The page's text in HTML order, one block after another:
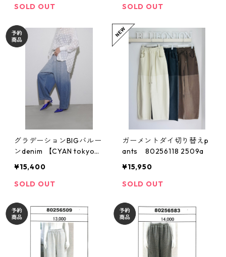
SOLD OUT
約】 610443 2602 b -00
SOLD OUT
グラデーションBIGバルー
ンdenim 【CYAN tokyo
ご予約】 610426 2602 b
-003
¥15,400
SOLD OUT
ガーメントダイ切り替えp
ants 80256118 2509a
¥15,950
SOLD OUT